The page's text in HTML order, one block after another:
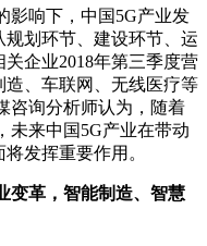
响下，中国5G产业发
划环节、建设环节、运
企业2018年第三季度营
、车联网、无线医疗等
咨询分析师认为，随着
未来中国5G产业在带动
发挥重要作用。
革，智能制造、智慧